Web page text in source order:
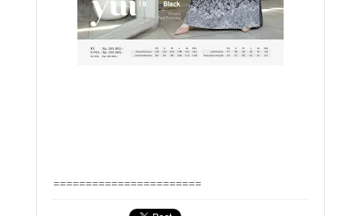
=======================